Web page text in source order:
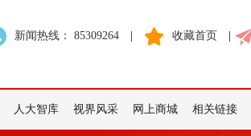
新闻热线： 85309264 收藏首页
人大智库 视界风采 网上商城 相关链接